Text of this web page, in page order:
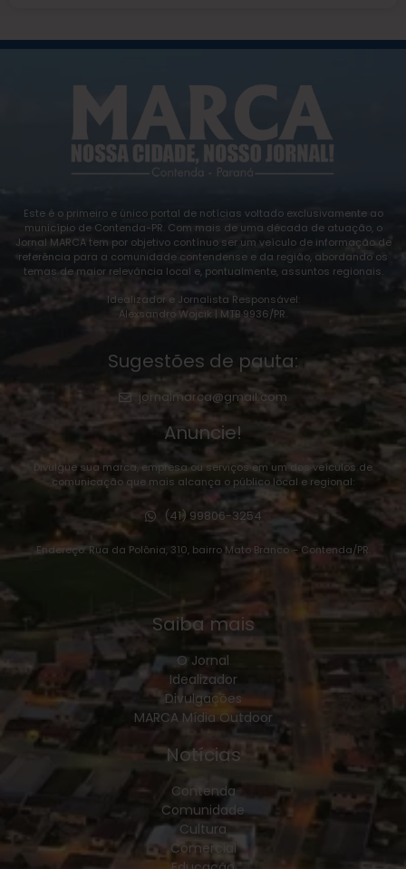
Este é o primeiro e único portal de notícias voltado exclusivamente ao
município de Contenda-PR. Com mais de uma década de atuação, o
Jornal MARCA tem por objetivo contínuo ser um veículo de informação de
referência para a comunidade contendense e da região, abordando os
temas de maior relevância local e, pontualmente, assuntos regionais.
Idealizador e Jornalista Responsável:
Alexsandro Wojcik | MTB 9936/PR.
Sugestões de pauta:
jornalmarca@gmail.com
Anuncie!
Divulgue sua marca, empresa ou serviços em um dos veículos de
comunicação que mais alcança o público local e regional:
(41) 99806-3254
Endereço: Rua da Polônia, 310, bairro Mato Branco – Contenda/PR.
Saiba mais
O Jornal
Idealizador
Divulgações
MARCA Mídia Outdoor
Notícias
Contenda
Comunidade
Cultura
Comercial